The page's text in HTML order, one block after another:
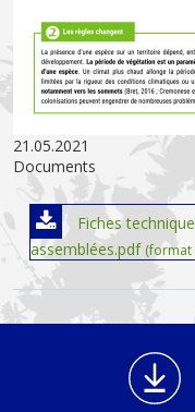
21.05.2021
Documents
Fiches
assemblées.pdf (format
Médiathèque Footer